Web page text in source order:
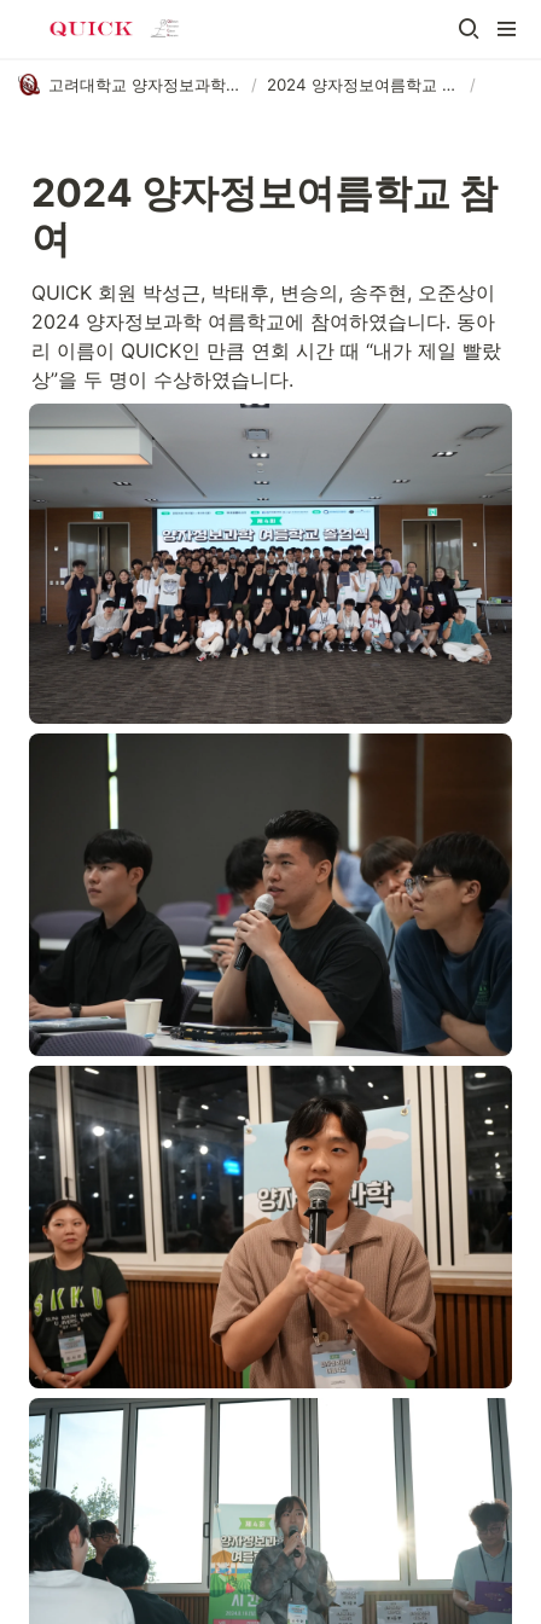
고려대학교 양자정보과학 학술동아리 QUICK / 2024 양자정보여름학교 참여 /
2024 양자정보여름학교 참
여
QUICK 회원 박성근, 박태후, 변승의, 송주현, 오준상이
2024 양자정보과학 여름학교에 참여하였습니다. 동아
리 이름이 QUICK인 만큼 연회 시간 때 “내가 제일 빨랐
상”을 두 명이 수상하였습니다.